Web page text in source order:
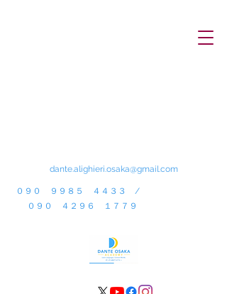
dante.alighieri.osaka@gmail.com
０９０ ９９８５ ４４３３ /
０９０ ４２９６ １７７９